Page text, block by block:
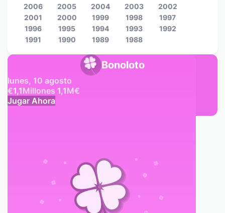
Bonoloto
lunes, 10 agosto
€1,1Millones 1,1M€
Jugar Ahora
2006
2005 2004 2003
2002
2001
2000 1999 1998
1997
1996
1995 1994 1993
1992
1991
1990 1989 1988